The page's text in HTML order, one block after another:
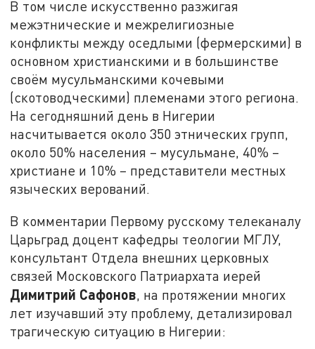
В том числе искусственно разжигая
межэтнические и межрелигиозные
конфликты между оседлыми (фермерскими) в
основном христианскими и в большинстве
своём мусульманскими кочевыми
(скотоводческими) племенами этого региона.
На сегодняшний день в Нигерии
насчитывается около 350 этнических групп,
около 50% населения – мусульмане, 40% –
христиане и 10% – представители местных
языческих верований.
В комментарии Первому русскому телеканалу
Царьград доцент кафедры теологии МГЛУ,
консультант Отдела внешних церковных
связей Московского Патриархата иерей
Димитрий Сафонов, на протяжении многих
лет изучавший эту проблему, детализировал
трагическую ситуацию в Нигерии: